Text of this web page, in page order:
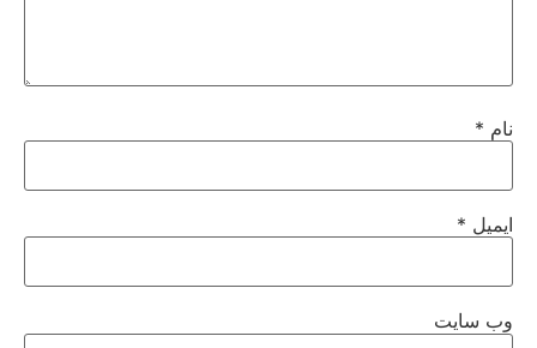
نام *
ایمیل *
وب‌ سایت